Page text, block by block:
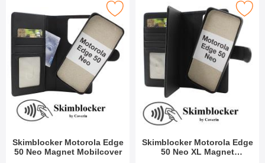
Skimblocker Motorola Edge
50 Neo Magnet Mobilcover
Motorola Edge 50 Neo Magnet Mobilcover som
Skimblocker Motorola Edge
50 Neo XL Magnet
Marker skimblocker Motorola Edge 50